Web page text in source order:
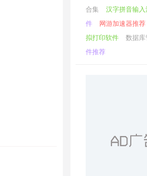
合集
汉字拼音输入
件
网游加速器推荐
拟打印软件
数据库
件推荐